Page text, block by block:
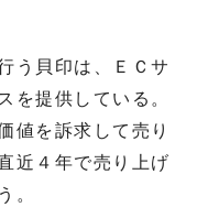
う貝印は、ＥＣサ
を提供している。
値を訴求して売り
近４年で売り上げ
。